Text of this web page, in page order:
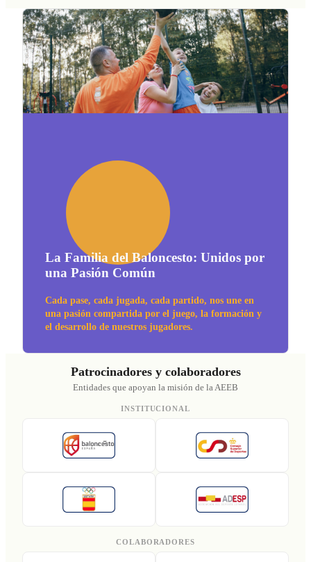
La Familia del Baloncesto: Unidos por
una Pasión Común
Cada pase, cada jugada, cada partido, nos une en
una pasión compartida por el juego, la formación y
el desarrollo de nuestros jugadores.
Patrocinadores y colaboradores
Entidades que apoyan la misión de la AEEB
INSTITUCIONAL
COLABORADORES